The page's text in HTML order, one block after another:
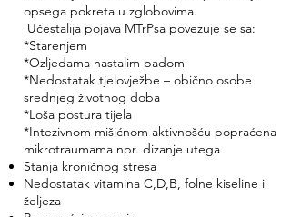
opsega pokreta u zglobovima.
Učestalija pojava MTrPsa povezuje se sa:
*Starenjem
*Ozljedama nastalim padom
*Nedostatak tjelovježbe – obično osobe
srednjeg životnog doba
*Loša postura tijela
*Intezivnom mišićnom aktivnošću popraćena
mikrotraumama npr. dizanje utega
Stanja kroničnog stresa
Nedostatak vitamina C,D,B, folne kiseline i
željeza